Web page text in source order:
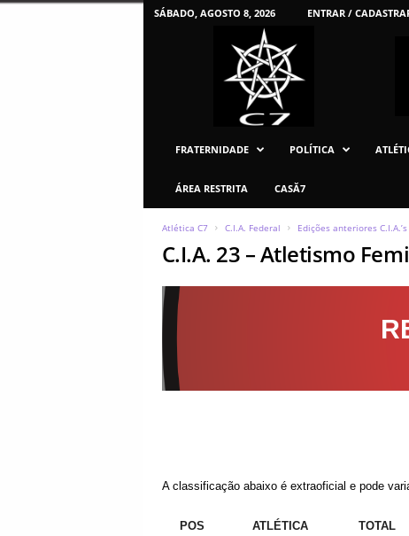
SÁBADO, AGOSTO 8, 2026
ENTRAR /
FRATERNIDADE
POLÍTICA
ÁREA RESTRITA CASĂ7
Atlética C7 C.I.A. Federal Edições anteriores C.I.A.’s
C.I.A. 23 – Atletismo
A classificação abaixo é extraoficial e pode
POS ATLÉTICA TOTAL